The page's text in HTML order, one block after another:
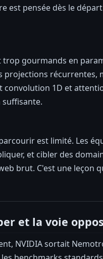
pensée dès le
gourmands en
projections récurrentes,
1D et
est limité. Les
et cibler des
brut. C'est une leçon
et la voie
NVIDIA sortait